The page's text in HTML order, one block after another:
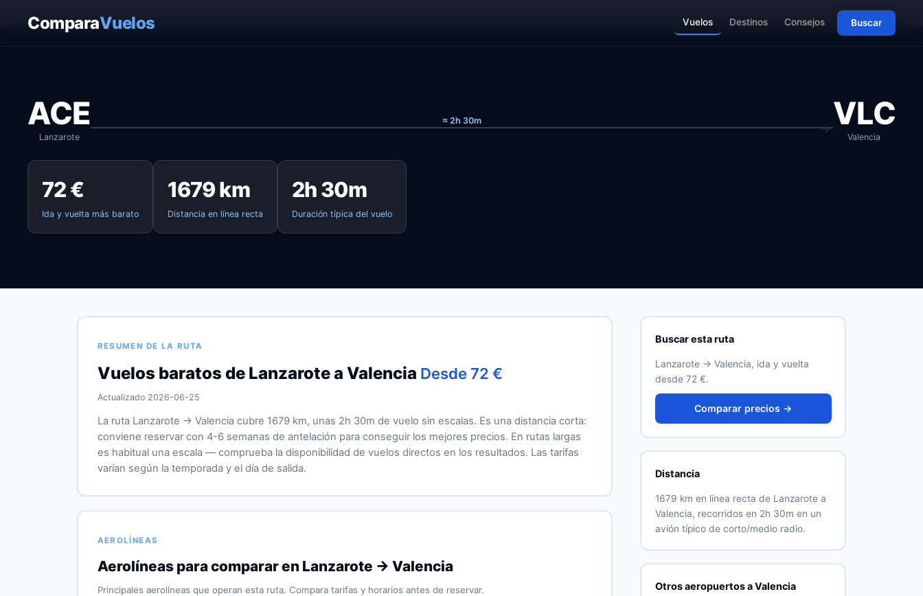
ComparaVuelos Vuelos Destinos Consejos Buscar
ACE
Lanzarote
≈ 2h 30m VLC
Valencia
72 €
Ida y vuelta más barato
1679 km
Distancia en línea recta
2h 30m
Duración típica del vuelo
RESUMEN DE LA RUTA
Vuelos baratos de Lanzarote a Valencia Desde 72 €
Actualizado 2026-06-25
La ruta Lanzarote → Valencia cubre 1679 km, unas 2h 30m de vuelo sin escalas. Es una distancia corta:
conviene reservar con 4-6 semanas de antelación para conseguir los mejores precios. En rutas largas
es habitual una escala — comprueba la disponibilidad de vuelos directos en los resultados. Las tarifas
varían según la temporada y el día de salida.
AEROLÍNEAS
Aerolíneas para comparar en Lanzarote → Valencia
Principales aerolíneas que operan esta ruta. Compara tarifas y horarios antes de reservar.
Buscar esta ruta
Lanzarote → Valencia, ida y vuelta
desde 72 €.
Comparar precios →
Distancia
1679 km en línea recta de Lanzarote a
Valencia, recorridos en 2h 30m en un
avión típico de corto/medio radio.
Otros aeropuertos a Valencia